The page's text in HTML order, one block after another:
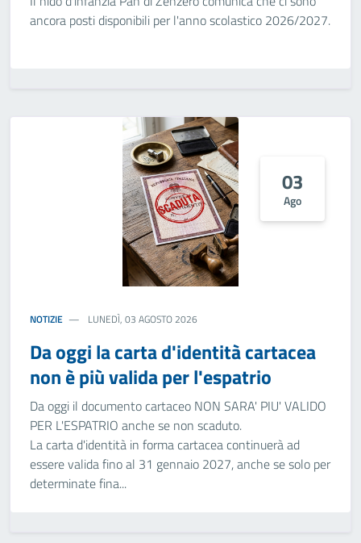
ancora posti disponibili per l'anno scolastico 2026/2027.
03
Ago
NOTIZIE LUNEDÌ, 03 AGOSTO 2026
Da oggi la carta d'identità cartacea
non è più valida per l'espatrio
Da oggi il documento cartaceo NON SARA' PIU' VALIDO
PER L'ESPATRIO anche se non scaduto.
La carta d'identità in forma cartacea continuerà ad
essere valida fino al 31 gennaio 2027, anche se solo per
determinate fina...